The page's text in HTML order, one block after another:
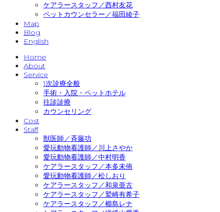
ケアラースタッフ／西村友花
ペットカウンセラー／福田綾子
Map
Blog
English
Home
About
Service
1次診療全般
手術・入院・ペットホテル
往診診療
カウンセリング
Cost
Staff
獣医師／斉藤功
愛玩動物看護師／川上さやか
愛玩動物看護師／中村明香
ケアラースタッフ／本多未侑
愛玩動物看護師／松しおり
ケアラースタッフ／和泉亜古
ケアラースタッフ／鷲崎有希子
ケアラースタッフ／櫛島レナ